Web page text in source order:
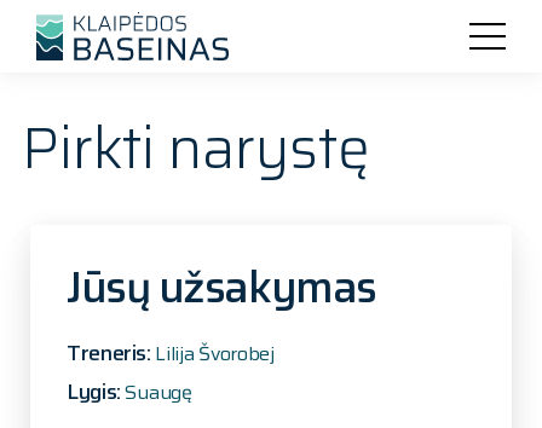
Pirkti narystę
Jūsų užsakymas
Treneris: Lilija Švorobej
Lygis:Suaugę